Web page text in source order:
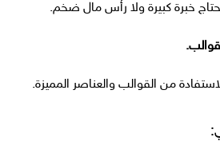
خبرة كبيرة ولا رأس مال ضخم.
من القوالب والعناصر المميزة.